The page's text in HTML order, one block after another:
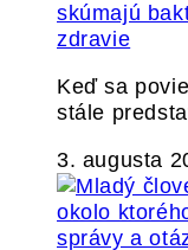
skúmajú
zdravie
Keď sa
stále
3. augusta